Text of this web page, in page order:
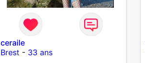
ceraile
Brest - 33 ans